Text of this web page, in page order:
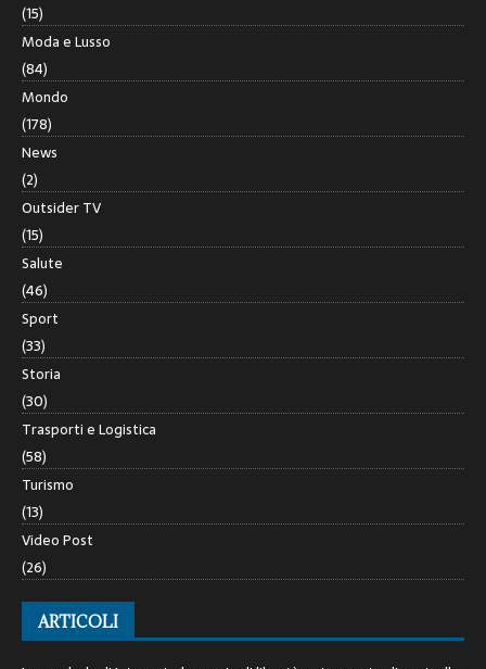
(15)
Moda e Lusso
(84)
Mondo
(178)
News
(2)
Outsider TV
(15)
Salute
(46)
Sport
(33)
Storia
(30)
Trasporti e Logistica
(58)
Turismo
(13)
Video Post
(26)
ARTICOLI